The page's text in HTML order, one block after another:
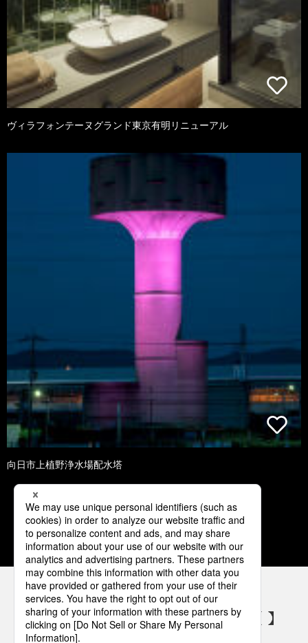
ヴィラフォンテーヌグランド東京有明リニューアル
向日市上植野浄水場配水塔
1 2 3 4 5
パナソニックの電気設備 SNSアカウント